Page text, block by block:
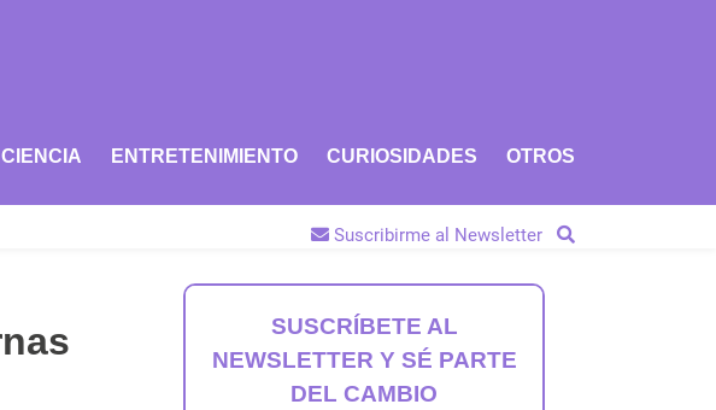
CIENCIA ENTRETENIMIENTO CURIOSIDADES OTROS
Suscribirme al Newsletter
SUSCRÍBETE AL
NEWSLETTER Y SÉ PARTE
DEL CAMBIO